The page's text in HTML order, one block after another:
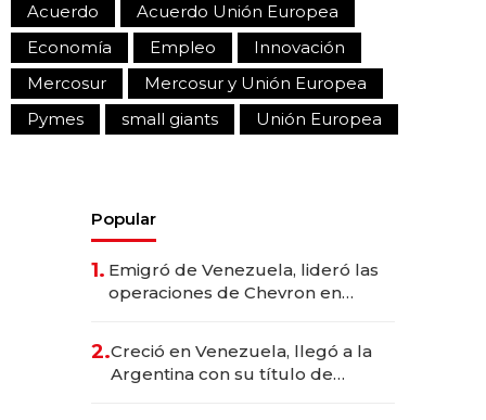
Acuerdo
Acuerdo Unión Europea
Economía
Empleo
Innovación
Mercosur
Mercosur y Unión Europea
Pymes
small giants Unión Europea
Popular
1. Emigró de Venezuela, lideró las
operaciones de Chevron en
2.Creció en Venezuela, llegó a la
Argentina con su título de